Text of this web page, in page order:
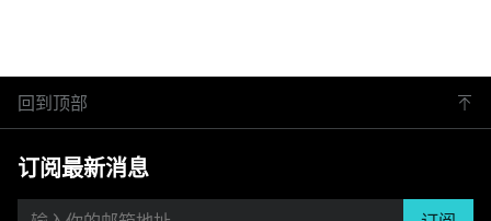
回到顶部
订阅最新消息